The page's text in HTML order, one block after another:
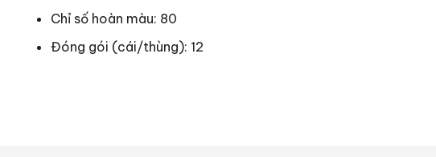
Chỉ số hoàn màu: 80
Đóng gói (cái/thùng): 12